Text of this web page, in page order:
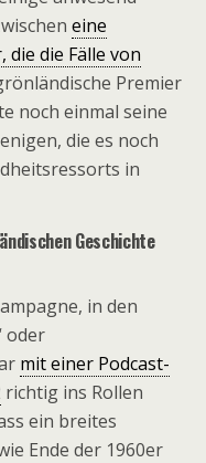
eine
die Fälle von
Premier
noch einmal seine
die es noch
in
Geschichte
in den
oder
mit einer Podcast-
richtig ins Rollen
ein breites
Ende der 1960er